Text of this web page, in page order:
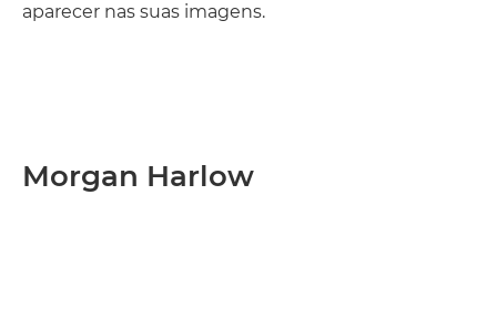
aparecer nas suas imagens.
Morgan Harlow